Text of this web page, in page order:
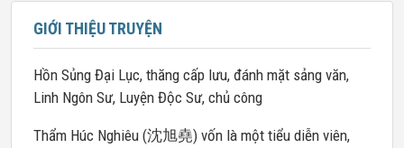
GIỚI THIỆU TRUYỆN
Hồn Sủng Đại Lục, thăng cấp lưu, đánh mặt sảng văn,
Linh Ngôn Sư, Luyện Độc Sư, chủ công
Thẩm Húc Nghiêu (沈旭堯) vốn là một tiểu diễn viên,